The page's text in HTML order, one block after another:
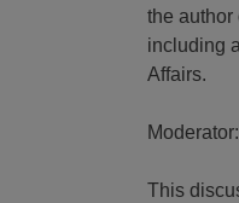
the author
including
Affairs.
Moderator:
This